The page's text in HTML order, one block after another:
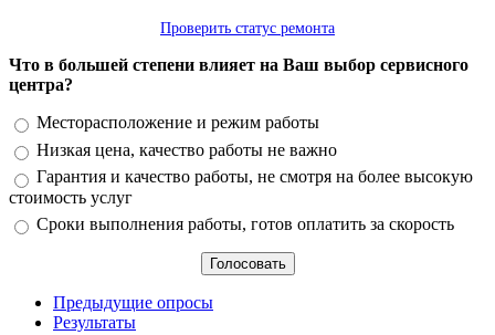
Проверить статус ремонта
Что в большей степени влияет на Ваш выбор сервисного
центра?
Варианты
Месторасположение и режим работы
Низкая цена, качество работы не важно
Гарантия и качество работы, не смотря на более высокую
стоимость услуг
Сроки выполнения работы, готов оплатить за скорость
Предыдущие опросы
Результаты